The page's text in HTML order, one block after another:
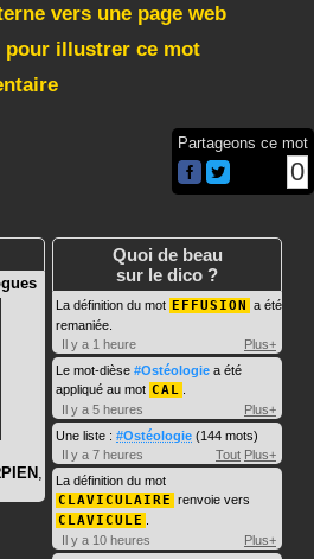
vers une page web
pour illustrer ce mot
Partageons ce mot
0
Quoi de beau
sur le dico ?
La définition du mot EFFUSION a été
remaniée.
Il y a 1 heure
Plus+
Le mot-dièse #Ostéologie a été
appliqué au mot CAL
Il y a 5 heures
Plus+
Une liste : #Ostéologie (144 mots)
Il y a 7 heures
Tout Plus+
La définition du mot
CLAVICULAIRE renvoie vers
CLAVICULE
Il y a 10 heures
Plus+